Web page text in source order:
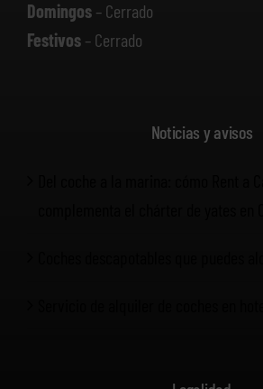
Domingos– Cerrado
Festivos– Cerrado
Noticias y avisos